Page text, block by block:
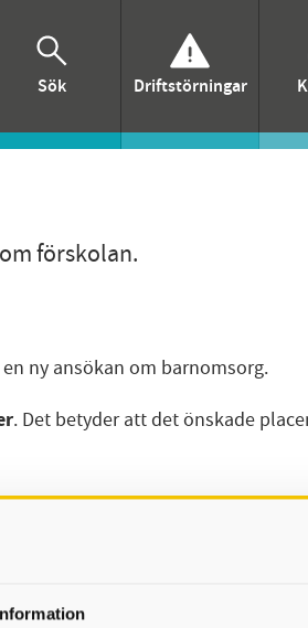
Sök Driftstörningar
förskolan.
ny ansökan om barnomsorg.
. Det betyder att det önskade